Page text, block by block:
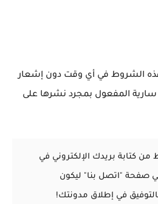
الشروط في أي وقت دون إشعار
المفعول بمجرد نشرها على
من كتابة بريدك الإلكتروني في
صفحة "اتصل بنا" ليكون
في إطلاق مدونتك!